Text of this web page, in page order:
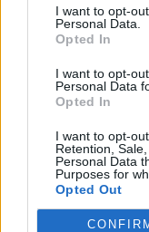
I want to opt-
Personal Data.
Opted In
I want to opt-
Personal Data
Opted In
I want to opt-
Retention,
Personal Data
Purposes for
Opted Out